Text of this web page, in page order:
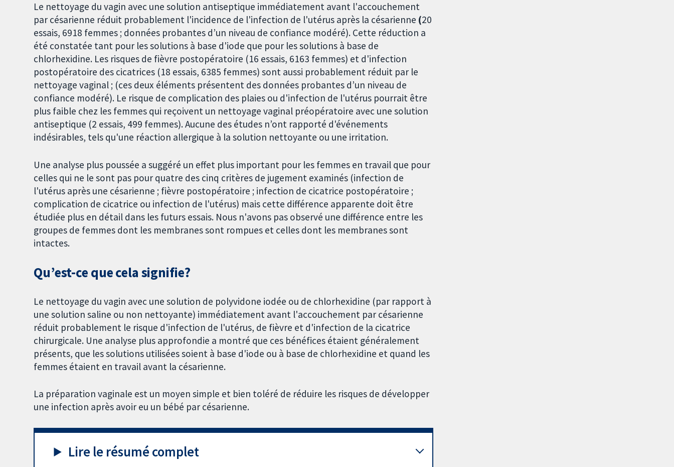
Le nettoyage du vagin avec une solution antiseptique immédiatement avant l'accouchement
par césarienne réduit probablement l'incidence de l'infection de l'utérus après la césarienne (20
essais, 6918 femmes ; données probantes d’un niveau de confiance modéré). Cette réduction a
été constatée tant pour les solutions à base d'iode que pour les solutions à base de
chlorhexidine. Les risques de fièvre postopératoire (16 essais, 6163 femmes) et d'infection
postopératoire des cicatrices (18 essais, 6385 femmes) sont aussi probablement réduit par le
nettoyage vaginal ; (ces deux éléments présentent des données probantes d’un niveau de
confiance modéré). Le risque de complication des plaies ou d'infection de l'utérus pourrait être
plus faible chez les femmes qui reçoivent un nettoyage vaginal préopératoire avec une solution
antiseptique (2 essais, 499 femmes). Aucune des études n’ont rapporté d'événements
indésirables, tels qu'une réaction allergique à la solution nettoyante ou une irritation.
Une analyse plus poussée a suggéré un effet plus important pour les femmes en travail que pour
celles qui ne le sont pas pour quatre des cinq critères de jugement examinés (infection de
l'utérus après une césarienne ; fièvre postopératoire ; infection de cicatrice postopératoire ;
complication de cicatrice ou infection de l'utérus) mais cette différence apparente doit être
étudiée plus en détail dans les futurs essais. Nous n'avons pas observé une différence entre les
groupes de femmes dont les membranes sont rompues et celles dont les membranes sont
intactes.
Qu’est-ce que cela signifie?
Le nettoyage du vagin avec une solution de polyvidone iodée ou de chlorhexidine (par rapport à
une solution saline ou non nettoyante) immédiatement avant l'accouchement par césarienne
réduit probablement le risque d'infection de l'utérus, de fièvre et d'infection de la cicatrice
chirurgicale. Une analyse plus approfondie a montré que ces bénéfices étaient généralement
présents, que les solutions utilisées soient à base d'iode ou à base de chlorhexidine et quand les
femmes étaient en travail avant la césarienne.
La préparation vaginale est un moyen simple et bien toléré de réduire les risques de développer
une infection après avoir eu un bébé par césarienne.
Lire le résumé complet